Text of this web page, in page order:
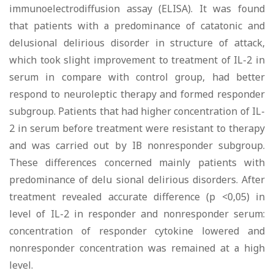
immunoelectrodiffusion assay (ELISA). It was found
that patients with а predominance of catatonic and
delusional delirious disorder in structure of attack,
which took slight improvement to treatment of IL-2 in
serum in соmраrе with control group, had better
respond to neuroleptic therapy and formed responder
subgroup. Patients that had higher concentration of IL-
2 in serum before treatment were resistant to therapy
and was carried out bу IВ nonresponder subgroup.
These differences concerned mainly patients with
predominance of delu sional delirious disorders. After
treatment revealed accurate difference (р <0,05) in
level of IL-2 in responder and nonresponder serum:
concentration of responder cytokine lowered and
nonresponder concentration was remained at а high
level.